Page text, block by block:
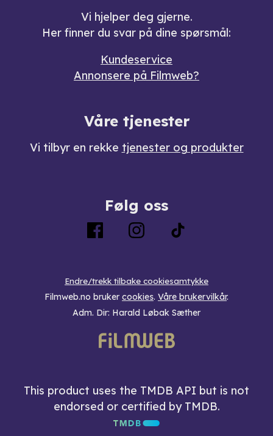
Vi hjelper deg gjerne.
Her finner du svar på dine spørsmål:
Kundeservice
Annonsere på Filmweb?
Våre tjenester
Vi tilbyr en rekke tjenester og produkter
Følg oss
Endre/trekk tilbake cookiesamtykke
Filmweb.no bruker cookies. Våre brukervilkår.
Adm. Dir: Harald Løbak Sæther
This product uses the TMDB API but is not
endorsed or certified by TMDB.